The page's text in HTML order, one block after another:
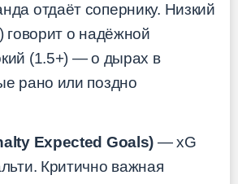
отдаёт сопернику. Низкий
говорит о надёжной
(1.5+) — о дырах в
рано или поздно
Expected Goals) — xG
Критично важная